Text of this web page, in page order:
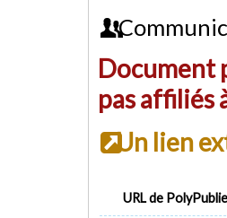
Document
pas affiliés
Un lien
URL de